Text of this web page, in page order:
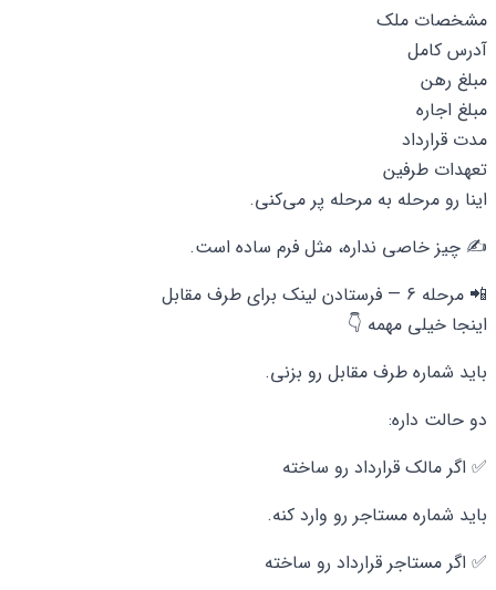
مشخصات ملک
آدرس کامل
مبلغ رهن
مبلغ اجاره
مدت قرارداد
تعهدات طرفین
اینا رو مرحله به مرحله پر می‌کنی.
✍️ چیز خاصی نداره، مثل فرم ساده است.
📲 مرحله 6 — فرستادن لینک برای طرف مقابل
اینجا خیلی مهمه 👇
باید شماره طرف مقابل رو بزنی.
دو حالت داره:
✅ اگر مالک قرارداد رو ساخته
باید شماره مستاجر رو وارد کنه.
✅ اگر مستاجر قرارداد رو ساخته